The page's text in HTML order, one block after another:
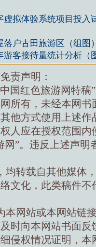
拟体验系统项目投入
户古田旅游区（组图
客接待量统计分析（
责声明：
国红色旅游网特稿
所有，未经本网书
他方式使用上述作
人应在授权范围内
网”。违反上述声明
均转载自其他媒体
文化，此类稿件不
本网站或本网站链
时向本网站书面反
侵权情况证明，本